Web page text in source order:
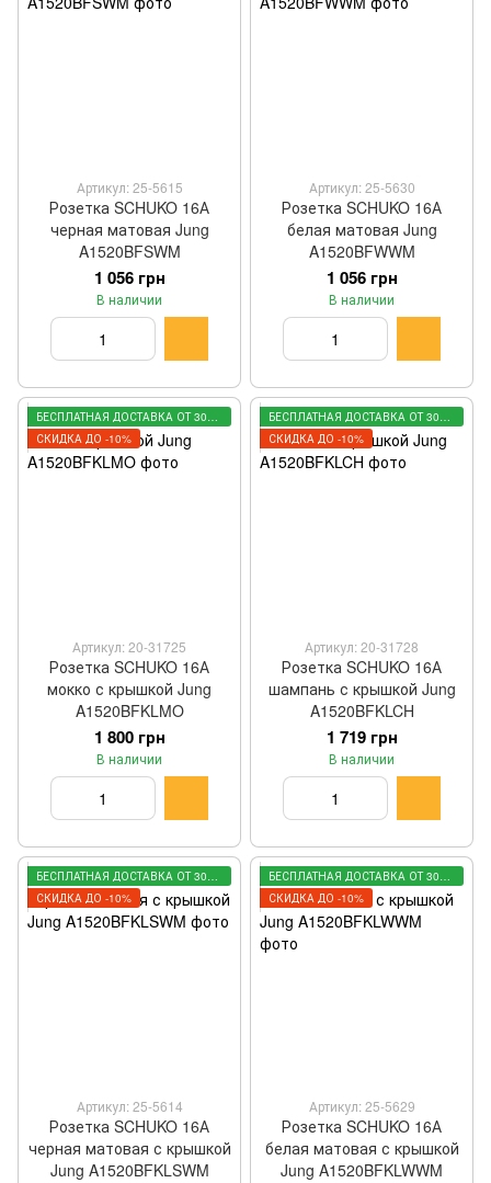
Артикул: 25-5615
Розетка SCHUKO 16А
черная матовая Jung
A1520BFSWM
1 056 грн
В наличии
Артикул: 25-5630
Розетка SCHUKO 16А
белая матовая Jung
A1520BFWWM
1 056 грн
В наличии
БЕСПЛАТНАЯ ДОСТАВКА ОТ 3000 ГРН
СКИДКА ДО -10%
Артикул: 20-31725
Розетка SCHUKO 16А
мокко с крышкой Jung
A1520BFKLMO
1 800 грн
В наличии
БЕСПЛАТНАЯ ДОСТАВКА ОТ 3000 ГРН
СКИДКА ДО -10%
Артикул: 20-31728
Розетка SCHUKO 16А
шампань с крышкой Jung
A1520BFKLCH
1 719 грн
В наличии
БЕСПЛАТНАЯ ДОСТАВКА ОТ 3000 ГРН
СКИДКА ДО -10%
Артикул: 25-5614
Розетка SCHUKO 16А
черная матовая с крышкой
Jung A1520BFKLSWM
БЕСПЛАТНАЯ ДОСТАВКА ОТ 3000 ГРН
СКИДКА ДО -10%
Артикул: 25-5629
Розетка SCHUKO 16А
белая матовая с крышкой
Jung A1520BFKLWWM